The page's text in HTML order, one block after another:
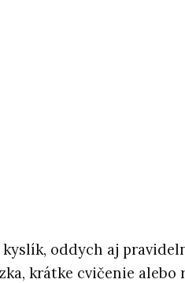
oddych aj
krátke cvičenie alebo